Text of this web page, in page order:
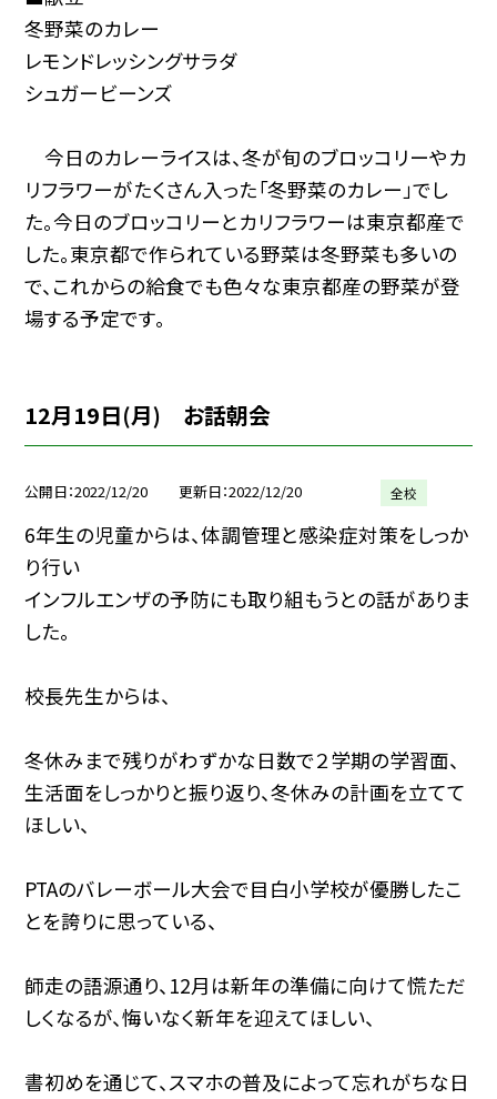
冬野菜のカレー
レモンドレッシングサラダ
シュガービーンズ
今日のカレーライスは、冬が旬のブロッコリーやカ
リフラワーがたくさん入った「冬野菜のカレー」でし
た。今日のブロッコリーとカリフラワーは東京都産で
した。東京都で作られている野菜は冬野菜も多いの
で、これからの給食でも色々な東京都産の野菜が登
場する予定です。
12月19日(月) お話朝会
公開日 2022/12/20 更新日 2022/12/20 全校
6年生の児童からは、体調管理と感染症対策をしっか
り行い
インフルエンザの予防にも取り組もうとの話がありま
した。
校長先生からは、
冬休みまで残りがわずかな日数で２学期の学習面、
生活面をしっかりと振り返り、冬休みの計画を立てて
ほしい、
PTAのバレーボール大会で目白小学校が優勝したこ
とを誇りに思っている、
師走の語源通り、12月は新年の準備に向けて慌ただ
しくなるが、悔いなく新年を迎えてほしい、
書初めを通じて、スマホの普及によって忘れがちな日